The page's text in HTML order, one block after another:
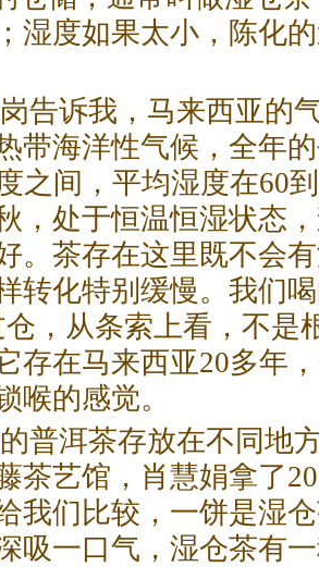
湿度如果太小，陈化
诉我，马来西亚的气
带海洋性气候，全年
之间，平均湿度在60
，处于恒温恒湿状态
。 茶存在这里既不会
转化特别缓慢。我们
仓，从条索上看，不是
存在马来西亚20多年
喉的感觉。
普洱茶存放在不同地
茶艺馆，肖慧娟拿了
我们比较，一饼是湿仓
吸一口气，湿仓茶有